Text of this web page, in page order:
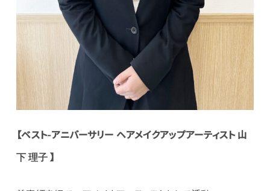
【ベスト-アニバーサリー ヘアメイクアップアーティスト 山
下 理子 】